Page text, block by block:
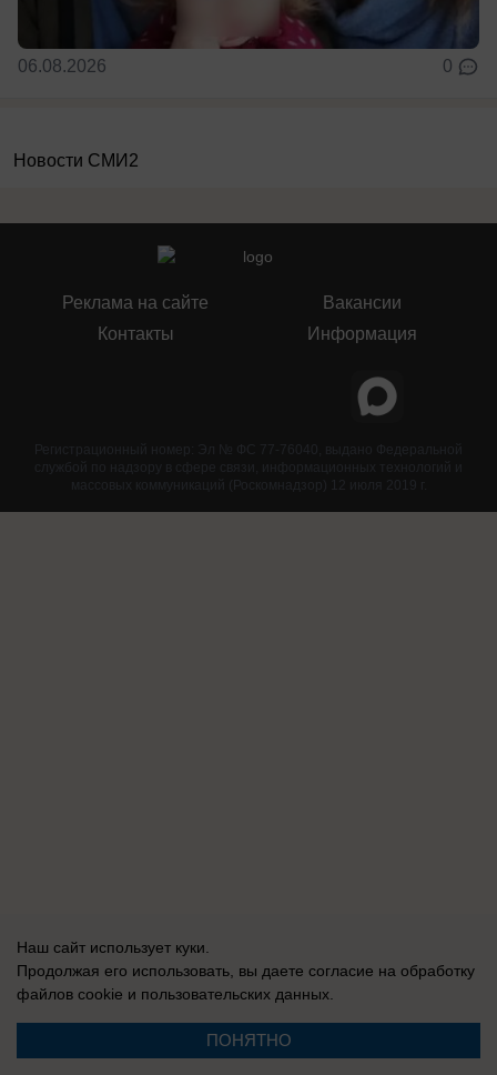
06.08.2026 0
Новости СМИ2
Реклама на сайте
Контакты
Вакансии
Информация
Регистрационный номер: Эл № ФС 77-76040, выдано Федеральной
службой по надзору в сфере связи, информационных технологий и
массовых коммуникаций (Роскомнадзор) 12 июля 2019 г.
Наш сайт использует куки.
Продолжая его использовать, вы даете согласие на обработку
файлов cookie и пользовательских данных.
ПОНЯТНО